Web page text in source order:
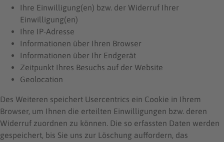
Ihre Einwilligung(en) bzw. der Widerruf Ihrer
Einwilligung(en)
Ihre IP-Adresse
Informationen über Ihren Browser
Informationen über Ihr Endgerät
Zeitpunkt Ihres Besuchs auf der Website
Geolocation
Des Weiteren speichert Usercentrics ein Cookie in Ihrem
Browser, um Ihnen die erteilten Einwilligungen bzw. deren
Widerruf zuordnen zu können. Die so erfassten Daten werden
gespeichert, bis Sie uns zur Löschung auffordern, das